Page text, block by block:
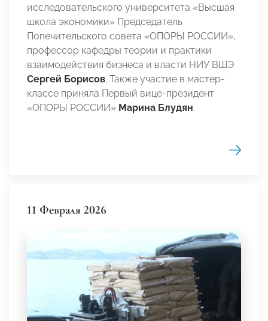
исследовательского университета «Высшая
школа экономики» Председатель
Попечительского совета «ОПОРЫ РОССИИ»,
профессор кафедры теории и практики
взаимодействия бизнеса и власти НИУ ВШЭ
Сергей Борисов. Также участие в мастер-
классе приняла Первый вице-президент
«ОПОРЫ РОССИИ» Марина Блудян.
11 Февраля 2026